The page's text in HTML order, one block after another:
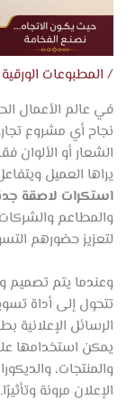
/ المطبوعات الورقية
في عالم الأعمال
نجاح أي مشروع
الشعار أو الألوان
يراها العميل
استكرات لاصقة
والمطاعم
لتعزيز حضورهم
وعندما يتم تصميم
تتحول إلى أداة
الرسائل الإعلانية
يمكن استخدامها
والمنتجات،
الإعلان مرونة وتأثيرًا.